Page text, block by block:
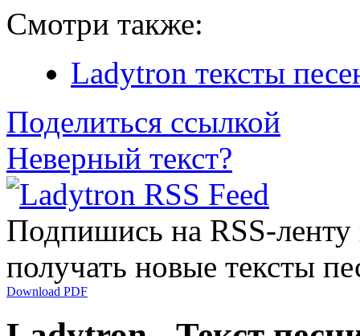
Смотри также:
Ladytron тексты
Поделиться ссылкой
Неверный текст?
Подпишись на RSS-
получать новые тексты
Download PDF